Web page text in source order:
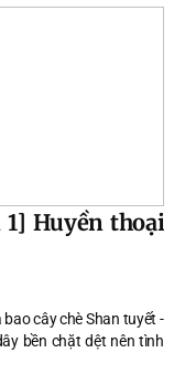
Huyền thoại
cây chè Shan tuyết -
bền chặt dệt nên tình